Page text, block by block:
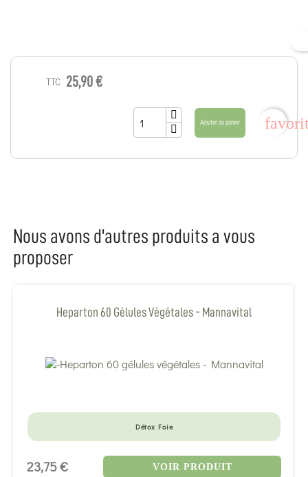
TTC 25,90 €
Ajouter au panier
Nous avons d'autres produits a vous
proposer
Heparton 60 Gélules Végétales - Mannavital
Détox Foie
23,75 € VOIR PRODUIT